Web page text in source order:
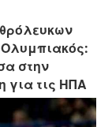
Ολυμπιακός:
στην
για τις ΗΠΑ